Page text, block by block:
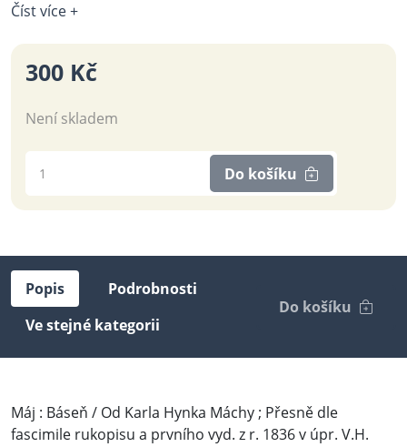
Číst více +
300 Kč
Není skladem
Do košíku
Popis
Podrobnosti
Ve stejné kategorii
Do košíku
Máj : Báseň / Od Karla Hynka Máchy ; Přesně dle
fascimile rukopisu a prvního vyd. z r. 1836 v úpr. V.H.